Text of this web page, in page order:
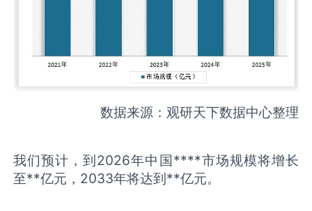
数据来源：观研天下数据中心整理
我们预计，到2026年中国****市场规模将增长
至**亿元，2033年将达到**亿元。